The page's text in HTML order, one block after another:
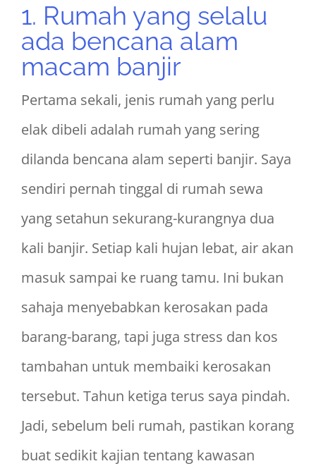
1. Rumah yang selalu
ada bencana alam
macam banjir
Pertama sekali, jenis rumah yang perlu
elak dibeli adalah rumah yang sering
dilanda bencana alam seperti banjir. Saya
sendiri pernah tinggal di rumah sewa
yang setahun sekurang-kurangnya dua
kali banjir. Setiap kali hujan lebat, air akan
masuk sampai ke ruang tamu. Ini bukan
sahaja menyebabkan kerosakan pada
barang-barang, tapi juga stress dan kos
tambahan untuk membaiki kerosakan
tersebut. Tahun ketiga terus saya pindah.
Jadi, sebelum beli rumah, pastikan korang
buat sedikit kajian tentang kawasan